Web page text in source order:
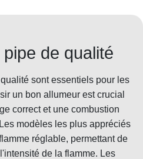
de qualité
sont essentiels pour les
un bon allumeur est crucial
correct et une combustion
modèles les plus appréciés
réglable, permettant de
de la flamme. Les